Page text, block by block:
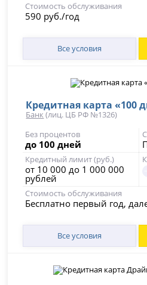
Стоимость обслуживания
590 руб./год
Все условия
Кредитная карта «100
Банк (лиц. ЦБ РФ №1326)
Без процентов
до 100 дней
Кредитный лимит (руб.)
от 10 000 до 1 000 000
рублей
Стоимость обслуживания
Бесплатно первый год,
Все условия